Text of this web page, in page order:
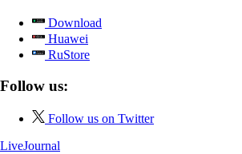
Download
Huawei
RuStore
Follow us:
Follow us on Twitter
LiveJournal